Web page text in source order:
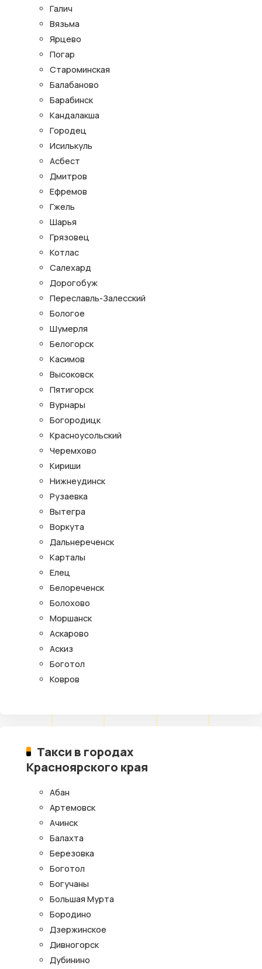
Галич
Вязьма
Ярцево
Погар
Староминская
Балабаново
Барабинск
Кандалакша
Городец
Исилькуль
Асбест
Дмитров
Ефремов
Гжель
Шарья
Грязовец
Котлас
Салехард
Дорогобуж
Переславль-Залесский
Бологое
Шумерля
Белогорск
Касимов
Высоковск
Пятигорск
Вурнары
Богородицк
Красноусольский
Черемхово
Кириши
Нижнеудинск
Рузаевка
Вытегра
Воркута
Дальнереченск
Карталы
Елец
Белореченск
Болохово
Моршанск
Аскарово
Аскиз
Боготол
Ковров
Такси в городах
Красноярского края
Абан
Артемовск
Ачинск
Балахта
Березовка
Боготол
Богучаны
Большая Мурта
Бородино
Дзержинское
Дивногорск
Дубинино